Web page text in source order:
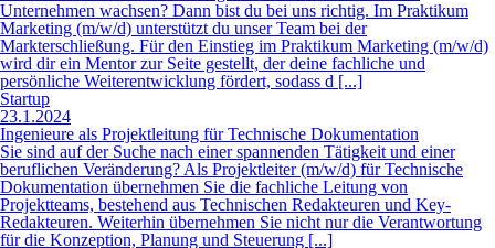
Unternehmen wachsen? Dann bist du bei uns richtig. Im Praktikum
Marketing (m/w/d) unterstützt du unser Team bei der
Markterschließung. Für den Einstieg im Praktikum Marketing (m/w/d)
wird dir ein Mentor zur Seite gestellt, der deine fachliche und
persönliche Weiterentwicklung fördert, sodass d [...]
Startup
23.1.2024
Ingenieure als Projektleitung für Technische Dokumentation
Sie sind auf der Suche nach einer spannenden Tätigkeit und einer
beruflichen Veränderung? Als Projektleiter (m/w/d) für Technische
Dokumentation übernehmen Sie die fachliche Leitung von
Projektteams, bestehend aus Technischen Redakteuren und Key-
Redakteuren. Weiterhin übernehmen Sie nicht nur die Verantwortung
für die Konzeption, Planung und Steuerung [...]